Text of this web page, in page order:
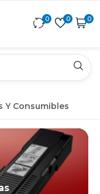
0 0 0
Y Consumibles